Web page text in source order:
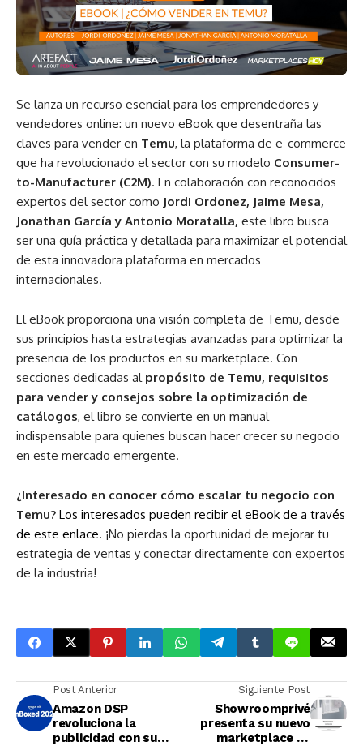
Se lanza un recurso esencial para los emprendedores y
vendedores online: un nuevo eBook que desentraña las
claves para vender en Temu, la plataforma de e-commerce
que ha revolucionado el sector con su modelo Consumer-
to-Manufacturer (C2M). En colaboración con reconocidos
expertos del sector como Jordi Ordonez, Jaime Mesa,
Jonathan García y Antonio Moratalla, este libro busca
ser una guía práctica y detallada para maximizar el potencial
de esta innovadora plataforma en mercados
internacionales.
El eBook proporciona una visión completa de Temu, desde
sus principios hasta estrategias avanzadas para optimizar la
presencia de los productos en su marketplace. Con
secciones dedicadas al propósito de Temu, requisitos
para vender y consejos sobre la optimización de
catálogos, el libro se convierte en un manual
indispensable para quienes buscan hacer crecer su negocio
en este mercado emergente.
¿Interesado en conocer cómo escalar tu negocio con
Temu? Los interesados pueden recibir el eBook de a través
de este enlace. ¡No pierdas la oportunidad de mejorar tu
estrategia de ventas y conectar directamente con expertos
de la industria!
Post Anterior
Amazon DSP
revoluciona la
publicidad con su
Siguiente Post
Showroomprivé
presenta su nuevo
marketplace en